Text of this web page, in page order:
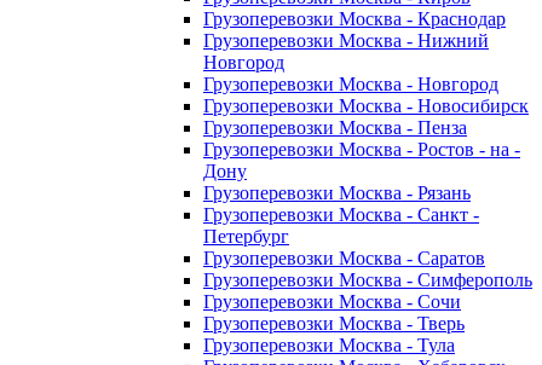
Грузоперевозки Москва - Краснодар
Грузоперевозки Москва - Нижний
Новгород
Грузоперевозки Москва - Новгород
Грузоперевозки Москва - Новосибирск
Грузоперевозки Москва - Пенза
Грузоперевозки Москва - Ростов - на -
Дону
Грузоперевозки Москва - Рязань
Грузоперевозки Москва - Санкт -
Петербург
Грузоперевозки Москва - Саратов
Грузоперевозки Москва - Симферополь
Грузоперевозки Москва - Сочи
Грузоперевозки Москва - Тверь
Грузоперевозки Москва - Тула